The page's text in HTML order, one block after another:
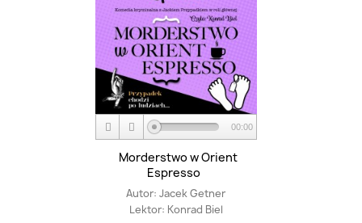
00:00
Morderstwo w Orient
Espresso
Autor: Jacek Getner
Lektor: Konrad Biel